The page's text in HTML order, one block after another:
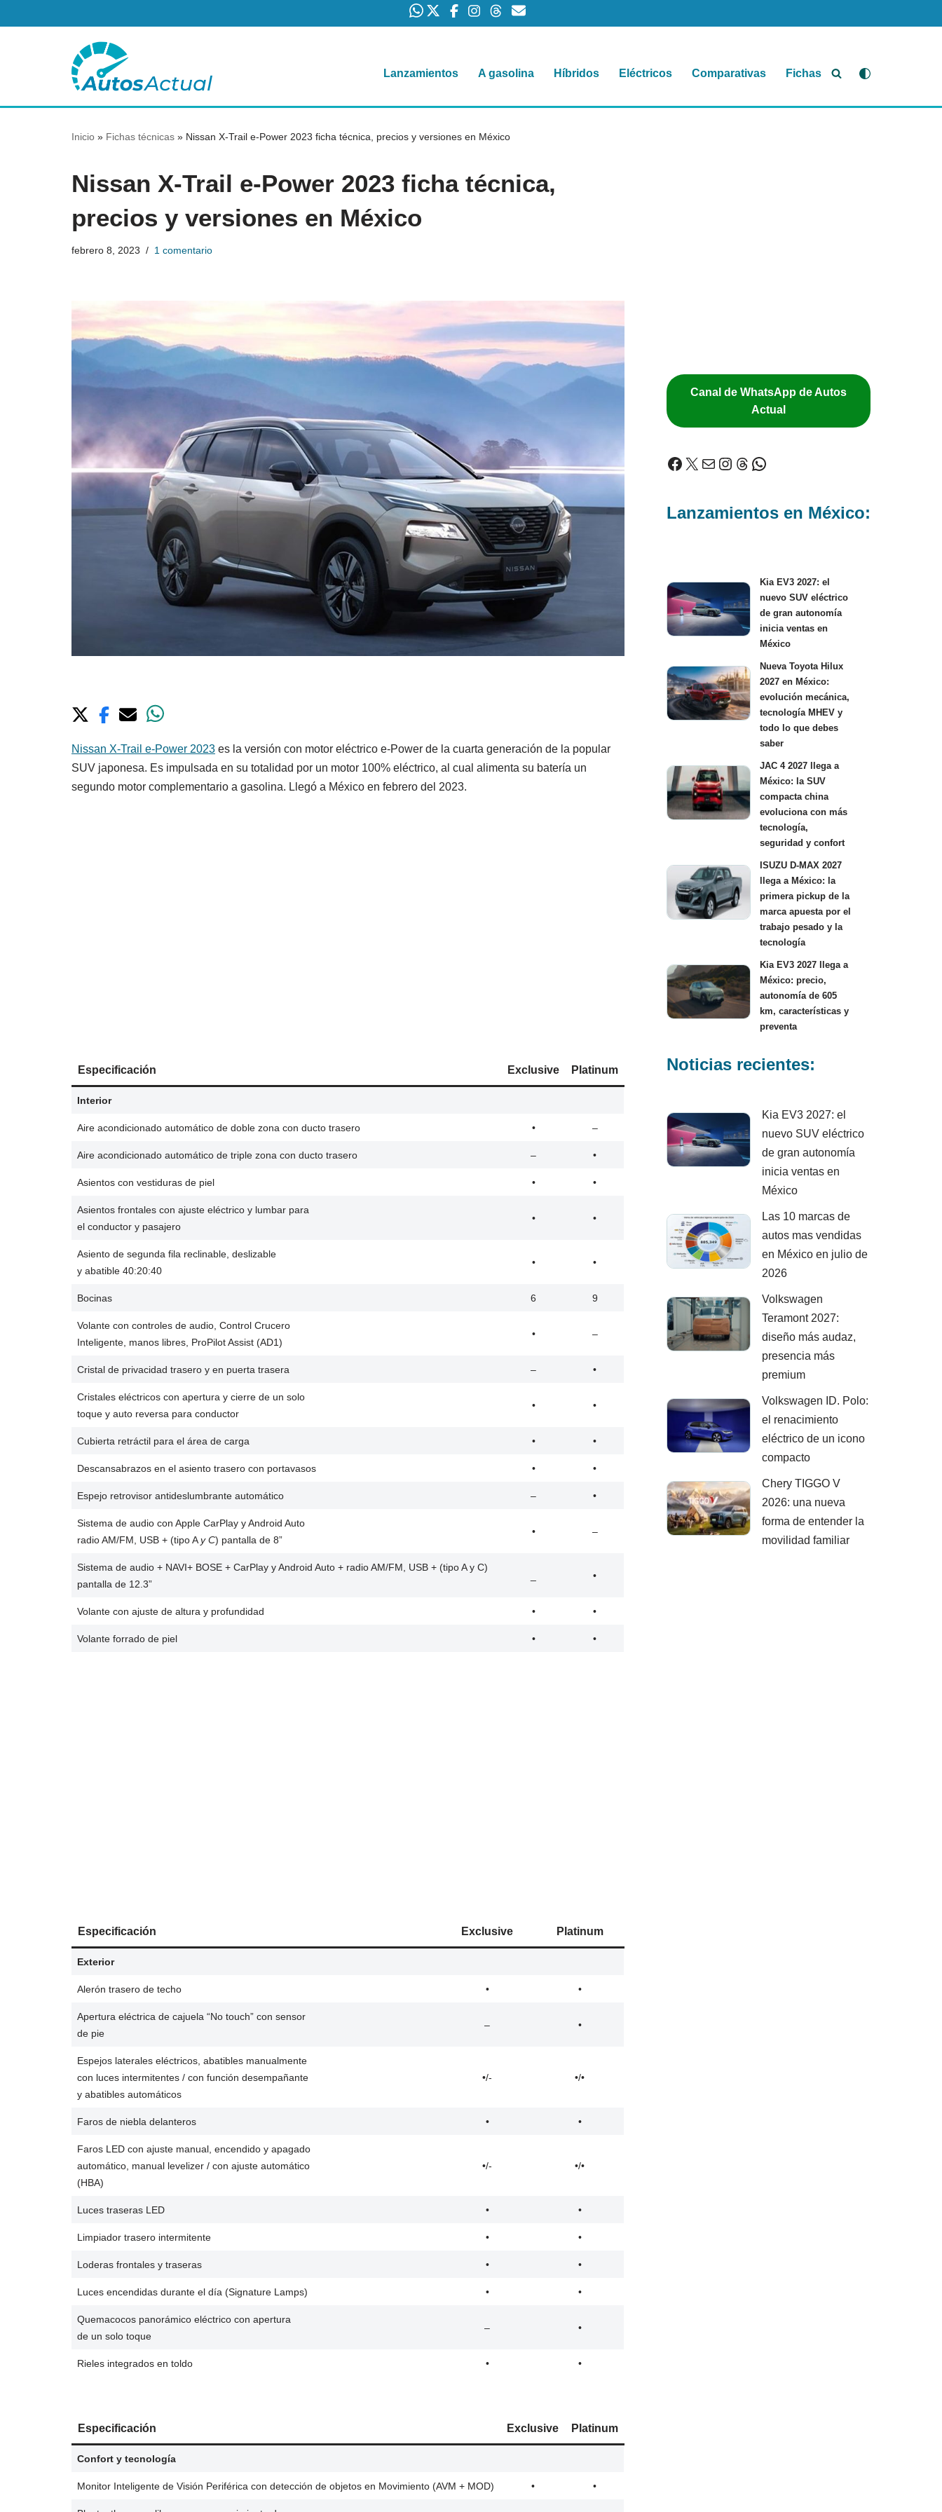
contenido
Lanzamientos A gasolina Híbridos Eléctricos Comparativas Fichas
Inicio » Fichas técnicas » Nissan X-Trail e-Power 2023 ficha técnica, precios y versiones en México
Nissan X-Trail e-Power 2023 ficha técnica,
precios y versiones en México
febrero 8, 2023 1 comentario
Nissan X-Trail e-Power 2023 es la versión con motor eléctrico e-Power de la cuarta generación de la popular
SUV japonesa. Es impulsada en su totalidad por un motor 100% eléctrico, al cual alimenta su batería un
segundo motor complementario a gasolina. Llegó a México en febrero del 2023.
Especificación Exclusive Platinum
Interior
Aire acondicionado automático de doble zona con ducto trasero • –
Aire acondicionado automático de triple zona con ducto trasero – •
Asientos con vestiduras de piel • •
Asientos frontales con ajuste eléctrico y lumbar para
el conductor y pasajero
• •
Asiento de segunda fila reclinable, deslizable
y abatible 40:20:40
• •
Bocinas 6 9
Volante con controles de audio, Control Crucero
Inteligente, manos libres, ProPilot Assist (AD1)
• –
Cristal de privacidad trasero y en puerta trasera – •
Cristales eléctricos con apertura y cierre de un solo
toque y auto reversa para conductor
• •
Cubierta retráctil para el área de carga • •
Descansabrazos en el asiento trasero con portavasos • •
Espejo retrovisor antideslumbrante automático – •
Sistema de audio con Apple CarPlay y Android Auto
radio AM/FM, USB + (tipo Ay C) pantalla de 8”
• –
Sistema de audio + NAVI+ BOSE + CarPlay y Android Auto + radio AM/FM, USB + (tipo A y C)
pantalla de 12.3”
•
Volante con ajuste de altura y profundidad • •
Volante forrado de piel • •
Especificación Exclusive Platinum
Exterior
Alerón trasero de techo • •
Apertura eléctrica de cajuela “No touch” con sensor
de pie
– •
Espejos laterales eléctricos, abatibles manualmente
con luces intermitentes / con función desempañante
y abatibles automáticos
•/- •/•
Faros de niebla delanteros • •
Faros LED con ajuste manual, encendido y apagado
automático, manual levelizer / con ajuste automático
(HBA)
•/- •/•
Luces traseras LED • •
Limpiador trasero intermitente • •
Loderas frontales y traseras • •
Luces encendidas durante el día (Signature Lamps) • •
Quemacocos panorámico eléctrico con apertura
de un solo toque
– •
Rieles integrados en toldo • •
Especificación Exclusive Platinum
Confort y tecnología
Monitor Inteligente de Visión Periférica con detección de objetos en Movimiento (AVM + MOD) • •
Canal de WhatsApp de Autos
Actual
Lanzamientos en México:
Kia EV3 2027: el
nuevo SUV eléctrico
de gran autonomía
inicia ventas en
México
Nueva Toyota Hilux
2027 en México:
evolución mecánica,
tecnología MHEV y
todo lo que debes
saber
JAC 4 2027 llega a
México: la SUV
compacta china
evoluciona con más
tecnología,
seguridad y confort
ISUZU D-MAX 2027
llega a México: la
primera pickup de la
marca apuesta por el
trabajo pesado y la
tecnología
Kia EV3 2027 llega a
México: precio,
autonomía de 605
km, características y
preventa
Noticias recientes:
Kia EV3 2027: el
nuevo SUV eléctrico
de gran autonomía
inicia ventas en
México
Las 10 marcas de
autos mas vendidas
en México en julio de
2026
Volkswagen
Teramont 2027:
diseño más audaz,
presencia más
premium
Volkswagen ID. Polo:
el renacimiento
eléctrico de un icono
compacto
Chery TIGGO V
2026: una nueva
forma de entender la
movilidad familiar